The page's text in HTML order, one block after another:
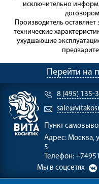
исключительно
Производитель
технические
ухудшающие
Перейти на
8 (495) 135-
Пункт
Адрес: Москва,
5
Телефон:
Мы в соцсетях